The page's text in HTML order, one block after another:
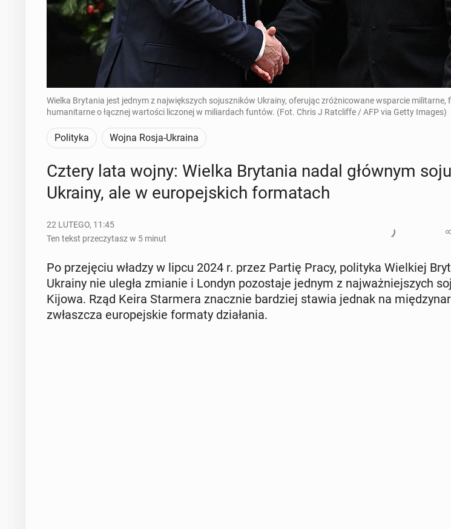
Wielka Brytania jest jednym z największych sojuszników Ukrainy, oferując zróżnicowane wsparcie militarne,
humanitarne o łącznej wartości liczonej w miliardach funtów. (Fot. Chris J Ratcliffe / AFP via Getty Images)
Polityka Wojna Rosja-Ukraina
Cztery lata wojny: Wielka Bry­ta­nia nadal głównym
Ukrainy, ale w eu­ro­pej­skich for­ma­tach
22 LUTEGO, 11:45
Ten tekst przeczytasz w 5 minut
Po prze­ję­ciu władzy w lipcu 2024 r. przez Partię Pracy, po­li­ty­ka Wiel­kiej
Ukrainy nie uległa zmianie i Londyn po­zo­sta­je jednym z naj­waż­niej­szych
Kijowa. Rząd Keira Star­me­ra znacz­nie bar­dziej stawia jednak na
zwłasz­cza eu­ro­pej­skie formaty dzia­ła­nia.